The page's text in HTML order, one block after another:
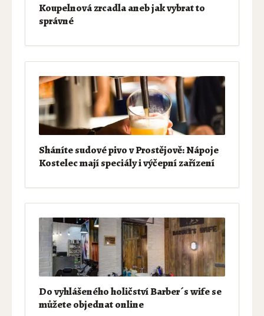
Koupelnová zrcadla aneb jak vybrat to
správné
Sháníte sudové pivo v Prostějově: Nápoje
Kostelec mají speciály i výčepní zařízení
Do vyhlášeného holičství Barber´s wife se
můžete objednat online